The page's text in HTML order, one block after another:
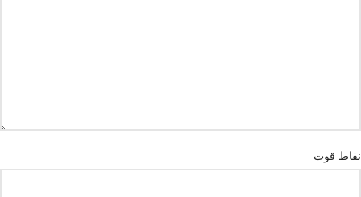
نقاط قوت